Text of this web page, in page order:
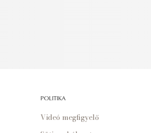
POLITIKA
Videó megfigyelő